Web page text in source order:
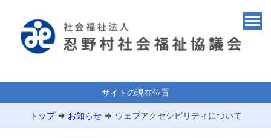
サイトの現在位置
トップ⇒ お知らせ⇒ ウェブアクセシビリティについて